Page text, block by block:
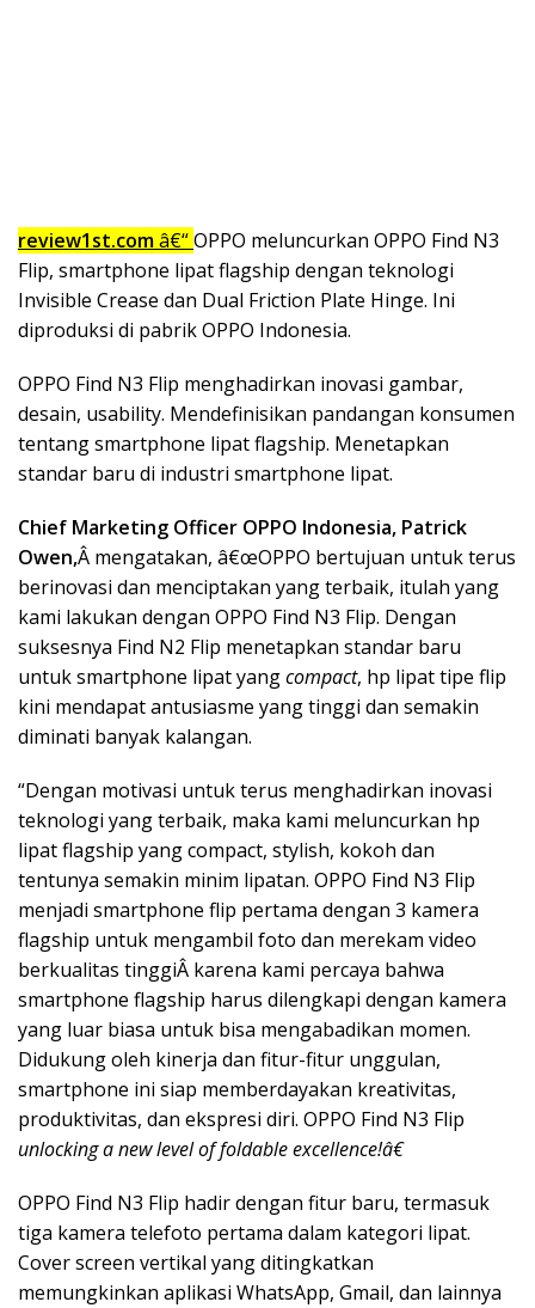
review1st.comâ€“OPPO meluncurkan OPPO Find N3
Flip, smartphone lipat flagship dengan teknologi
Invisible Crease dan Dual Friction Plate Hinge. Ini
diproduksi di pabrik OPPO Indonesia.
OPPO Find N3 Flip menghadirkan inovasi gambar,
desain, usability. Mendefinisikan pandangan konsumen
tentang smartphone lipat flagship. Menetapkan
standar baru di industri smartphone lipat.
Chief Marketing Officer OPPO Indonesia, Patrick
Owen,Â mengatakan, â€œOPPO bertujuan untuk terus
berinovasi dan menciptakan yang terbaik, itulah yang
kami lakukan dengan OPPO Find N3 Flip. Dengan
suksesnya Find N2 Flip menetapkan standar baru
untuk smartphone lipat yangcompact, hp lipat tipe flip
kini mendapat antusiasme yang tinggi dan semakin
diminati banyak kalangan.
“Dengan motivasi untuk terus menghadirkan inovasi
teknologi yang terbaik, maka kami meluncurkan hp
lipat flagship yang compact, stylish, kokoh dan
tentunya semakin minim lipatan. OPPO Find N3 Flip
menjadi smartphone flip pertama dengan 3 kamera
flagship untuk mengambil foto dan merekam video
berkualitas tinggiÂ karena kami percaya bahwa
smartphone flagship harus dilengkapi dengan kamera
yang luar biasa untuk bisa mengabadikan momen.
Didukung oleh kinerja dan fitur-fitur unggulan,
smartphone ini siap memberdayakan kreativitas,
produktivitas, dan ekspresi diri. OPPO Find N3 Flip
unlocking a new level of foldable excellence!â€
OPPO Find N3 Flip hadir dengan fitur baru, termasuk
tiga kamera telefoto pertama dalam kategori lipat.
Cover screen vertikal yang ditingkatkan
memungkinkan aplikasi WhatsApp, Gmail, dan lainnya